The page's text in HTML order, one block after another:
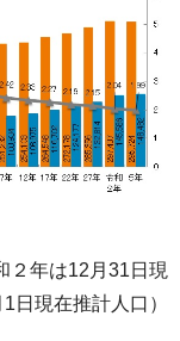
２年は12月31日現
日現在推計人口）